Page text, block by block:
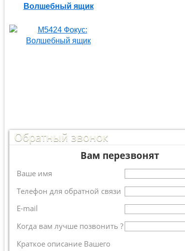
Волшебный ящик
Обратный звонок
Вам перезвонят
Ваше имя
Телефон для обратной связи
E-mail
Когда вам лучше позвонить ?
Краткое описание Вашего